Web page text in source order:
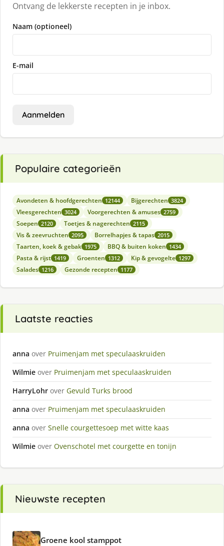
Ontvang de lekkerste recepten in je inbox.
Naam (optioneel)
E-mail
Aanmelden
Populaire categorieën
Avondeten & hoofdgerechten 12144 Bijgerechten 3824
Vleesgerechten 3024 Voorgerechten & amuses 2759
Soepen 2120 Toetjes & nagerechten 2115
Vis & zeevruchten 2095 Borrelhapjes & tapas 2015
Taarten, koek & gebak 1975 BBQ & buiten koken 1434
Pasta & rijst 1419 Groenten 1312 Kip & gevogelte 1297
Salades 1216 Gezonde recepten 1177
Laatste reacties
anna over Pruimenjam met speculaaskruiden
Wilmie over Pruimenjam met speculaaskruiden
HarryLohr over Gevuld Turks brood
anna over Pruimenjam met speculaaskruiden
anna over Snelle courgettesoep met witte kaas
Wilmie over Ovenschotel met courgette en tonijn
Nieuwste recepten
Groene kool stamppot